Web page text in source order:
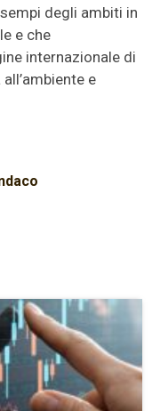
degli ambiti in
e che
internazionale di
e